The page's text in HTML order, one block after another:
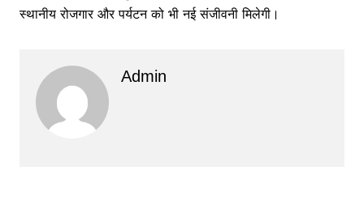
स्थानीय रोजगार और पर्यटन को भी नई संजीवनी मिलेगी।
Admin